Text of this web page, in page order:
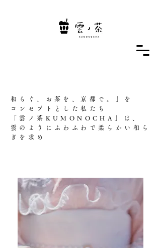
和らぐ、お茶を、京都で。」
を
コンセプトとした私たち
「雲ノ茶KUMONOCHA」は、
雲のようにふわふわで柔らかい和ら
ぎを求め